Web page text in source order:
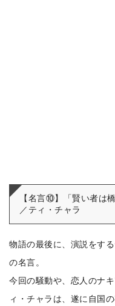
【名言⑩】「賢い者は
／ティ・チャラ
物語の最後に、演説をす
の名言。
今回の騒動や、恋人のナ
ィ・チャラは、遂に自国